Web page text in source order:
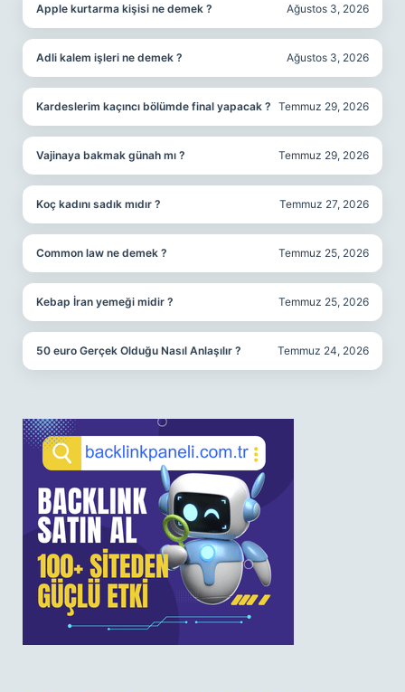
Apple kurtarma kişisi ne demek ? Ağustos 3, 2026
Adli kalem işleri ne demek ? Ağustos 3, 2026
Kardeslerim kaçıncı bölümde final yapacak ? Temmuz 29, 2026
Vajinaya bakmak günah mı ? Temmuz 29, 2026
Koç kadını sadık mıdır ? Temmuz 27, 2026
Common law ne demek ? Temmuz 25, 2026
Kebap İran yemeği midir ? Temmuz 25, 2026
50 euro Gerçek Olduğu Nasıl Anlaşılır ? Temmuz 24, 2026